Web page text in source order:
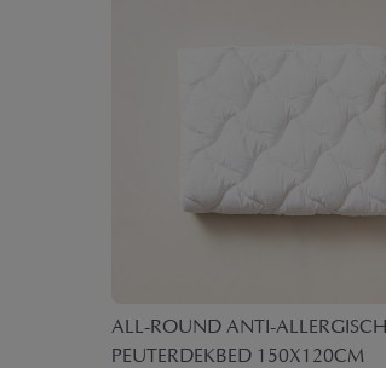
ALL-ROUND ANTI-ALLERGISCH
PEUTERDEKBED 150X120CM